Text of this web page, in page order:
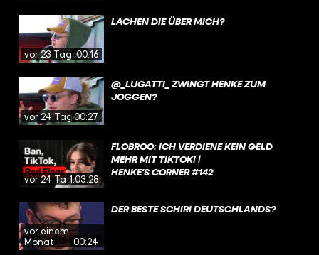
vor 23 Tagen00:16
LACHEN DIE ÜBER MICH?
vor 24 Tagen00:27
@_LUGATTI_ ZWINGT HENKE ZUM
JOGGEN?
vor 24 Tagen1:03:28
FLOBROO: ICH VERDIENE KEIN GELD
MEHR MIT TIKTOK! |
HENKE'S CORNER #142
vor einem
Monat
00:24
DER BESTE SCHIRI DEUTSCHLANDS?